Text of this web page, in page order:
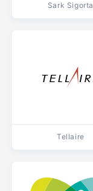
Sark Sigorta
Tellaire